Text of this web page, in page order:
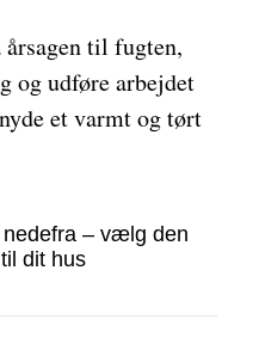
til fugten,
og udføre arbejdet
et varmt og tørt
– vælg den
dit hus